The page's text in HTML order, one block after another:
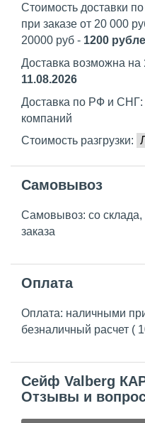
Стоимость доставки
при заказе от 20 000
20000 руб - 1200
Доставка возможна на
11.08.2026
Доставка по РФ и
компаний
Стоимость разгрузки:
Самовывоз
Самовывоз: со
заказа
Оплата
Оплата: наличными
безналичный расчет (
Сейф Valberg
Отзывы и